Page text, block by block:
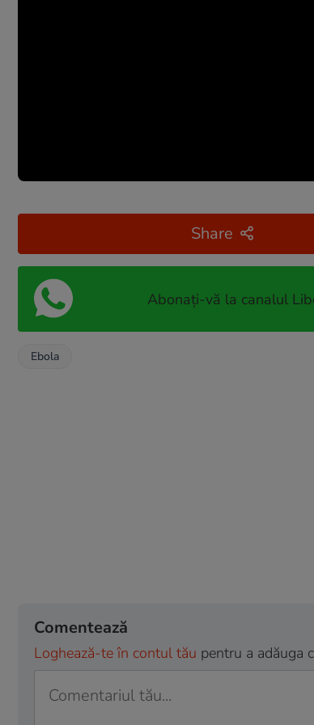
Share
Abonați-vă la canalul
Ebola
Comentează
Loghează-te în contul tău pentru a adăuga